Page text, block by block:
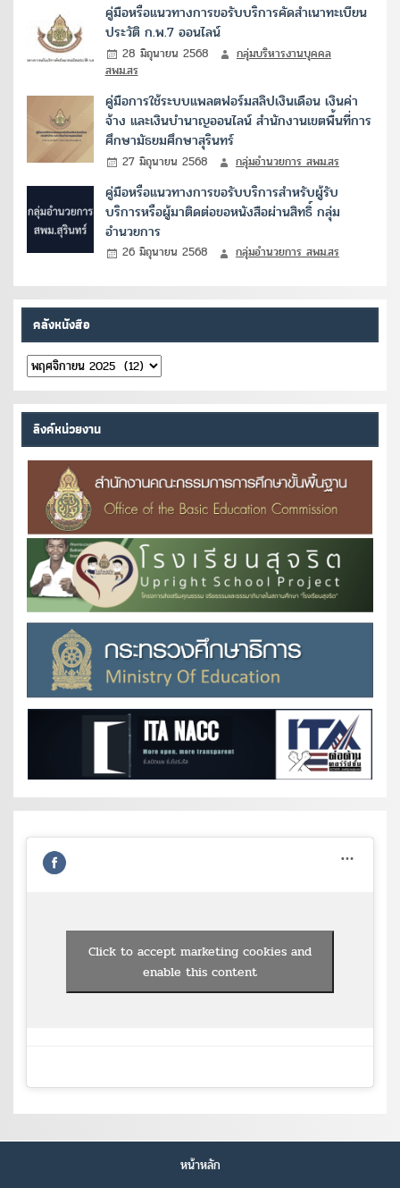
คู่มือหรือแนวทางการขอรับบริการคัดสำเนาทะเบียน
ประวัติ ก.พ.7 ออนไลน์
28 มิถุนายน 2568
กลุ่มบริหารงานบุคคล
สพม.สร
คู่มือการใช้ระบบแพลตฟอร์มสลิปเงินเดือน เงินค่า
จ้าง และเงินบำนาญออนไลน์ สำนักงานเขตพื้นที่การ
ศึกษามัธยมศึกษาสุรินทร์
27 มิถุนายน 2568 กลุ่มอำนวยการ สพม.สร
คู่มือหรือแนวทางการขอรับบริการสำหรับผู้รับ
บริการหรือผู้มาติดต่อขอหนังสือผ่านสิทธิ์ กลุ่ม
อำนวยการ
26 มิถุนายน 2568 กลุ่มอำนวยการ สพม.สร
คลังหนังสือ
คลัง
หนังสือ
ลิงค์หน่วยงาน
Click to accept marketing cookies and
enable this content
หน้าหลัก